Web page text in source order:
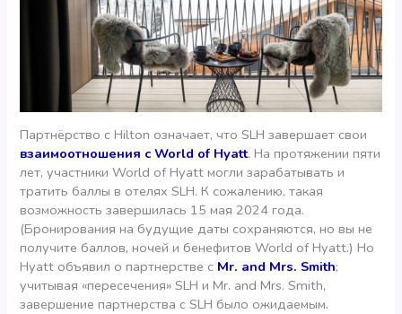
Партнёрство с Hilton означает, что SLH завершает свои
взаимоотношения с World of Hyatt. На протяжении пяти
лет, участники World of Hyatt могли зарабатывать и
тратить баллы в отелях SLH. К сожалению, такая
возможность завершилась 15 мая 2024 года.
(Бронирования на будущие даты сохраняются, но вы не
получите баллов, ночей и бенефитов World of Hyatt.) Но
Hyatt объявил о партнерстве с Mr. and Mrs. Smith;
учитывая «пересечения» SLH и Mr. and Mrs. Smith,
завершение партнерства с SLH было ожидаемым.